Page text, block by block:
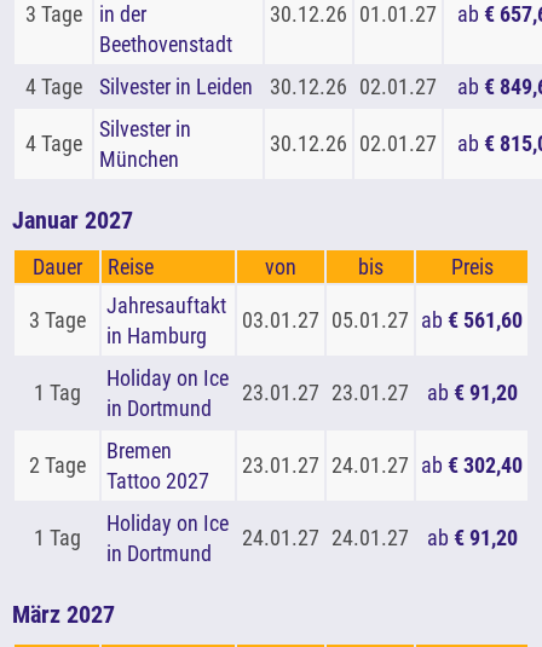
3 Tage
in der
Beethovenstadt
30.12.26 01.01.27 ab €
4 Tage Silvester in Leiden 30.12.26 02.01.27 ab €
4 Tage
Silvester in
München
30.12.26 02.01.27 ab €
Januar 2027
Dauer Reise von bis Preis
3 Tage
Jahresauftakt
in Hamburg
03.01.27 05.01.27 ab € 561,60
1 Tag
Holiday on Ice
in Dortmund
23.01.27 23.01.27 ab € 91,20
2 Tage
Bremen
Tattoo 2027
23.01.27 24.01.27 ab € 302,40
1 Tag
Holiday on Ice
in Dortmund
24.01.27 24.01.27 ab € 91,20
März 2027